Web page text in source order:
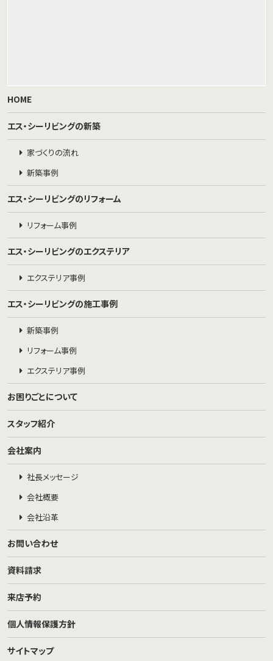
HOME
エス・シーリビングの新築
家づくりの流れ
新築事例
エス・シーリビングのリフォーム
リフォーム事例
エス・シーリビングのエクステリア
エクステリア事例
エス・シーリビングの施工事例
新築事例
リフォーム事例
エクステリア事例
お困りごとについて
スタッフ紹介
会社案内
社長メッセージ
会社概要
会社沿革
お問い合わせ
資料請求
来店予約
個人情報保護方針
サイトマップ